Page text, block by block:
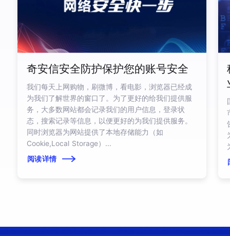
奇安信安全防护保护您的账号安全
我们每天上网购物，刷微博，看电影，浏览器已经成
为我们了解世界的窗口了。为了更好的给我们提供服
务，大多数网站都会记录我们的用户信息，登录状
态，搜索记录等信息，以便更好的为我们提供服务。
同时浏览器为网站提供了本地存储能力（如
Cookie,Local Storage）...
阅读详情